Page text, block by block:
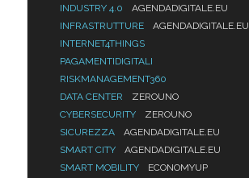
INDUSTRY 4.0
AGENDADIGITALE.EU
INFRASTRUTTURE
AGENDADIGITALE.EU
INTERNET4THINGS
PAGAMENTIDIGITALI
RISKMANAGEMENT360
DATA CENTER
ZEROUNO
CYBERSECURITY
ZEROUNO
SICUREZZA
AGENDADIGITALE.EU
SMART CITY
AGENDADIGITALE.EU
SMART MOBILITY
ECONOMYUP